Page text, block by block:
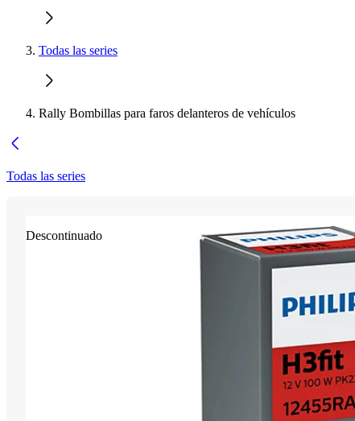
Todas las series
Rally Bombillas para faros delanteros de vehículos
Todas las series
Descontinuado